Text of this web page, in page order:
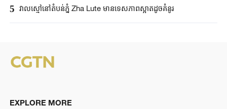
5 វាលស្មៅនៅតំបន់ភ្នំ Zha Lute មានទេសភាពស្អាតដូចគំនូរ
EXPLORE MORE